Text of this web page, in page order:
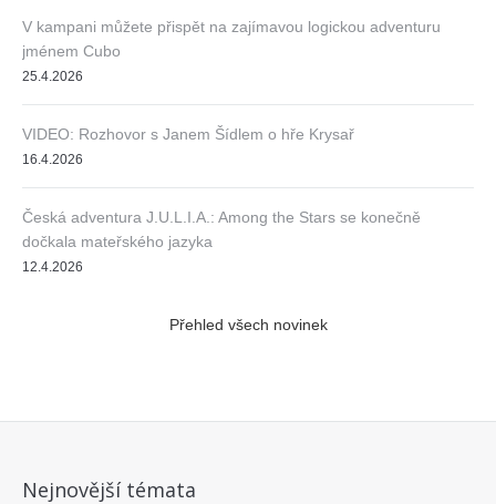
V kampani můžete přispět na zajímavou logickou adventuru
jménem Cubo
25.4.2026
VIDEO: Rozhovor s Janem Šídlem o hře Krysař
16.4.2026
Česká adventura J.U.L.I.A.: Among the Stars se konečně
dočkala mateřského jazyka
12.4.2026
Přehled všech novinek
Nejnovější témata